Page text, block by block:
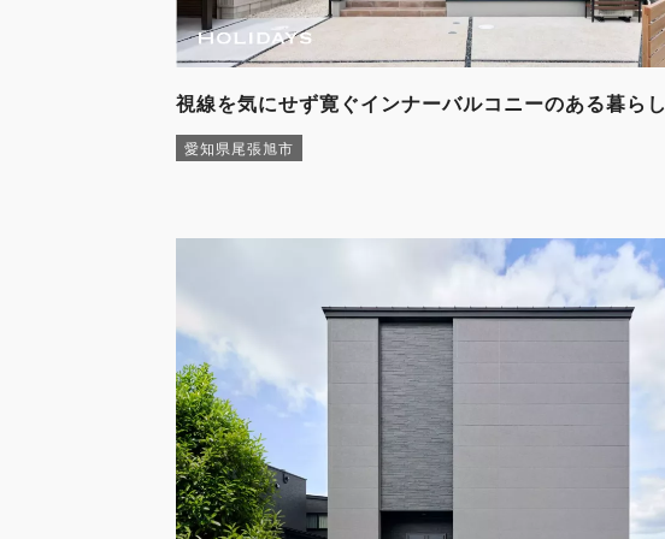
視線を気にせず寛ぐインナーバルコニーのある暮らし
愛知県尾張旭市